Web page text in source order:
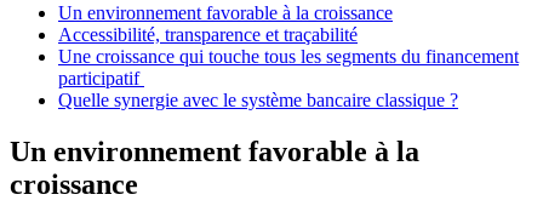
Un environnement favorable à la croissance
Accessibilité, transparence et traçabilité
Une croissance qui touche tous les segments du financement
participatif
Quelle synergie avec le système bancaire classique ?
Un environnement favorable à la
croissance